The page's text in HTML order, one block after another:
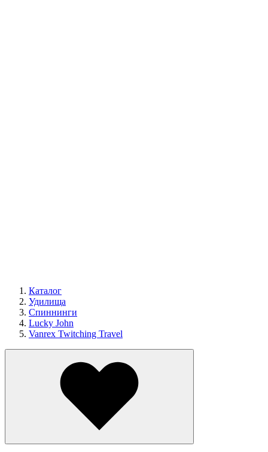
Каталог
Удилища
Спиннинги
Lucky John
Vanrex Twitching Travel